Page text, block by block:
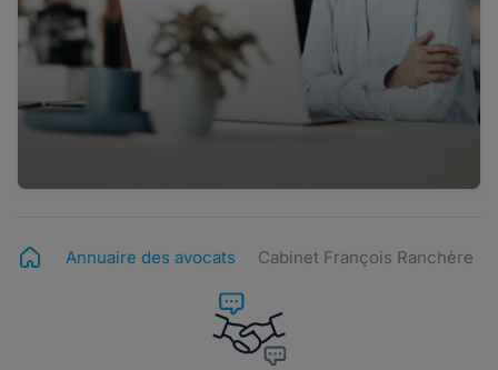
Annuaire des avocats Cabinet François Ranchère